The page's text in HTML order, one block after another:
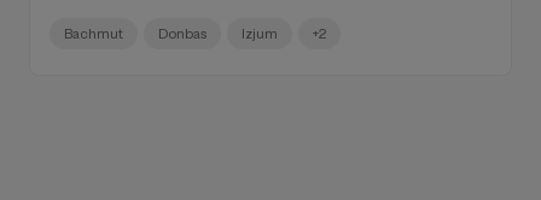
Bachmut Donbas Izjum +2